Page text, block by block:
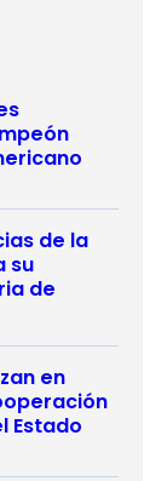
de la
su
de
en
Estado